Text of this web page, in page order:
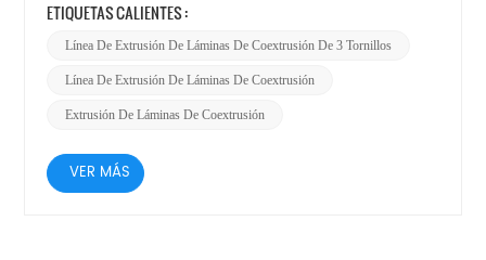
ETIQUETAS CALIENTES :
Línea De Extrusión De Láminas De Coextrusión De 3 Tornillos
Línea De Extrusión De Láminas De Coextrusión
Extrusión De Láminas De Coextrusión
VER MÁS